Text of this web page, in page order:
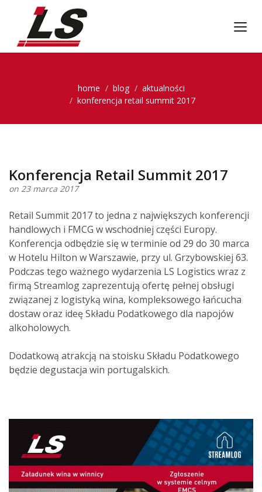
home blog
aktualności
konferencja retail summit 2017
Konferencja Retail Summit 2017
on 23 marca 2017
Retail Summit 2017 to jedna z największych konferencji
handlowych i FMCG w wschodniej części Europy.
Konferencja odbędzie się w terminie od 29 do 30 marca
w Hotelu Hilton w Warszawie, przy ul. Grzybowskiej 63.
Podczas tego ważnego wydarzenia LS Logistics wraz z
firmą Streamlog zaprezentują ofertę pełnej obsługi
związanej z logistyką wina, kompleksowego łańcucha
dostaw oraz ideę Składu Podatkowego dla napojów
alkoholowych.
Dodatkową atrakcją na stoisku Składu Podatkowego
będzie degustacja win portugalskich.